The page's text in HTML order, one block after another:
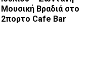
Μουσική Βραδιά στο
2πορτο Cafe Bar